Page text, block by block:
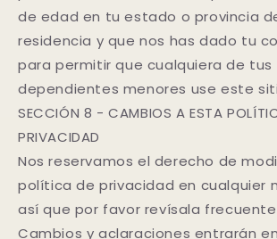
de edad en tu estado o provincia
residencia y que nos has dado tu
para permitir que cualquiera de tus
dependientes menores use este
SECCIÓN 8 - CAMBIOS A ESTA
PRIVACIDAD
Nos reservamos el derecho de
política de privacidad en cualquier
así que por favor revísala
Cambios y aclaraciones entrarán